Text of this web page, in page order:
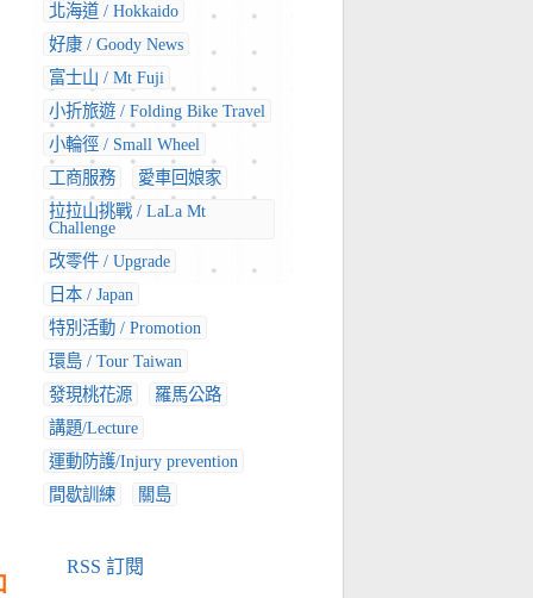
北海道 / Hokkaido
好康 / Goody News
富士山 / Mt Fuji
小折旅遊 / Folding Bike Travel
小輪徑 / Small Wheel
工商服務
愛車回娘家
拉拉山挑戰 / LaLa Mt
Challenge
改零件 / Upgrade
日本 / Japan
特別活動 / Promotion
環島 / Tour Taiwan
發現桃花源
羅馬公路
講題/Lecture
運動防護/Injury prevention
間歇訓練
關島
RSS 訂閱